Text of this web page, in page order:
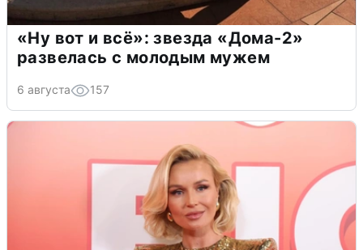
«Ну вот и всё»: звезда «Дома-2»
развелась с молодым мужем
6 августа 157